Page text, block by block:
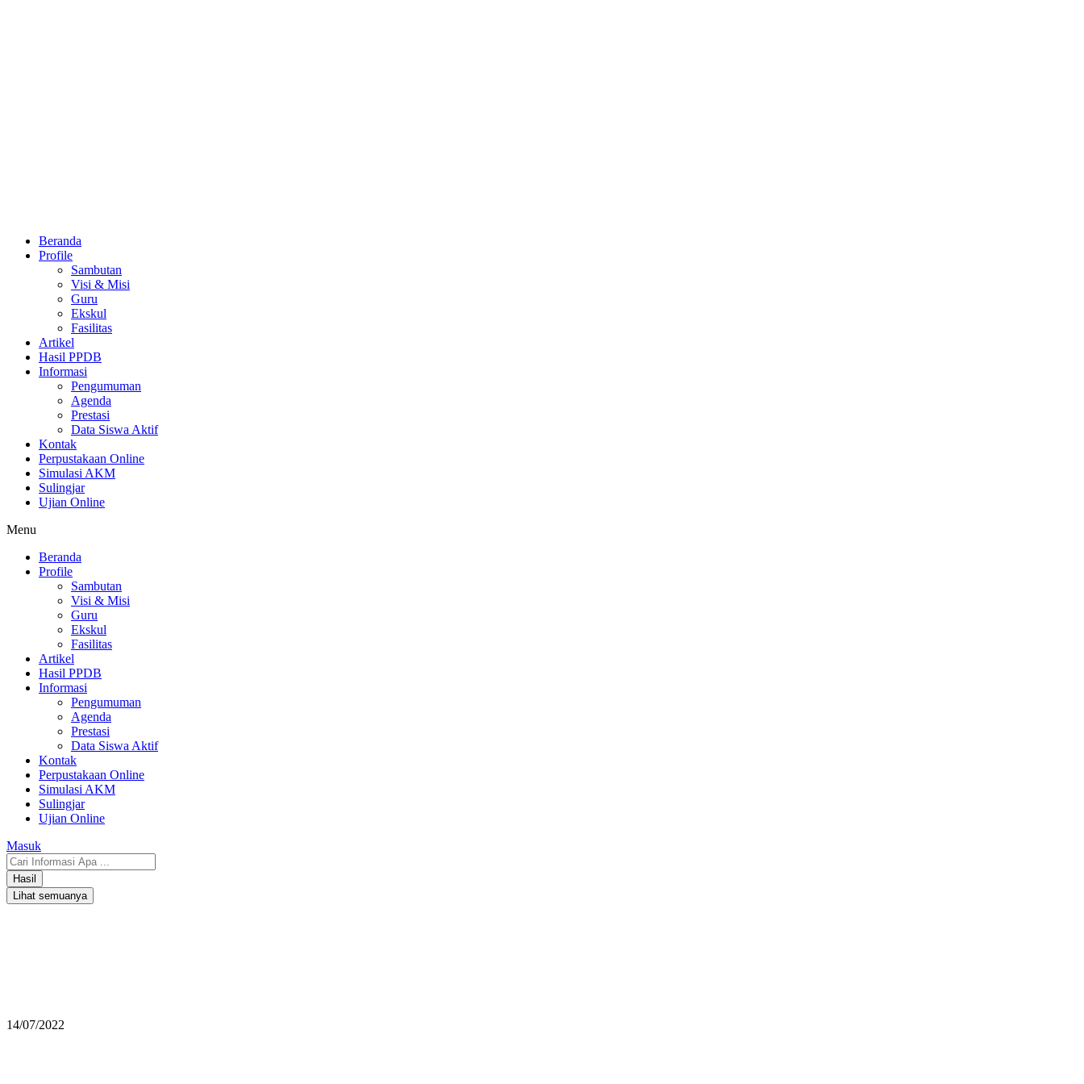
Beranda
Profile
Sambutan
Visi & Misi
Guru
Ekskul
Fasilitas
Artikel
Hasil PPDB
Informasi
Pengumuman
Agenda
Prestasi
Data Siswa Aktif
Kontak
Perpustakaan Online
Simulasi AKM
Sulingjar
Ujian Online
Menu
Beranda
Profile
Sambutan
Visi & Misi
Guru
Ekskul
Fasilitas
Artikel
Hasil PPDB
Informasi
Pengumuman
Agenda
Prestasi
Data Siswa Aktif
Kontak
Perpustakaan Online
Simulasi AKM
Sulingjar
Ujian Online
Masuk
Search
...Hasil
Lihat semuanya
14/07/2022